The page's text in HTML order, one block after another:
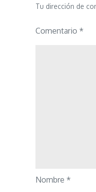
Tu dirección de
Comentario *
Nombre *